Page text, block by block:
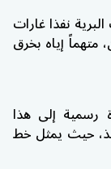
نفذا غارات
إياه بخرق
رسمية إلى هذا
حيث يمثل خط